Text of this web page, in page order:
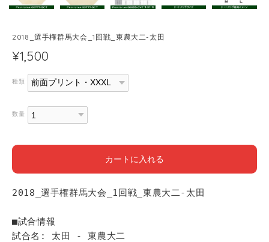
2018_選手権群馬大会_1回戦_東農大二-太田
¥1,500
種類
数量
カートに入れる
2018_選手権群馬大会_1回戦_東農大二-太田
■試合情報
試合名: 太田 - 東農大二